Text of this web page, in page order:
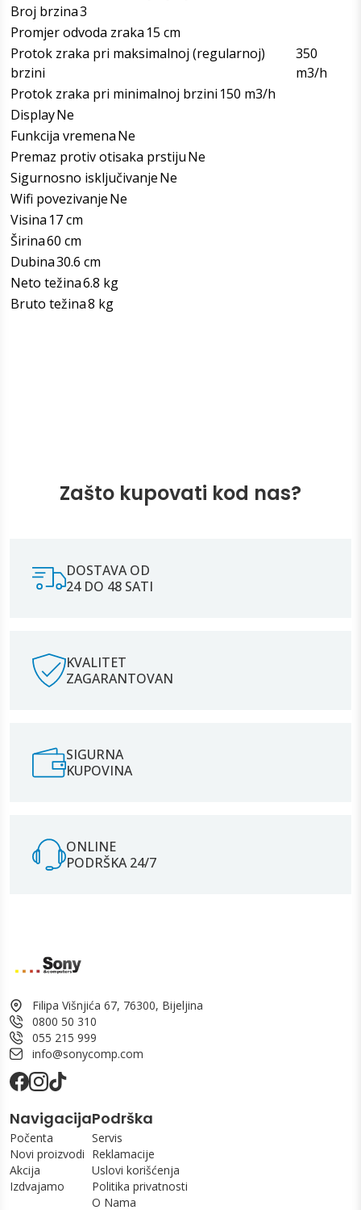
Broj brzina3
Promjer odvoda zraka 15 cm
Protok zraka pri maksimalnoj (regularnoj)
brzini
350
m3/h
Protok zraka pri minimalnoj brzini 150 m3/h
DisplayNe
Funkcija vremenaNe
Premaz protiv otisaka prstijuNe
Sigurnosno isključivanjeNe
Wifi povezivanjeNe
Visina 17 cm
Širina60 cm
Dubina30.6 cm
Neto težina6.8 kg
Bruto težina8 kg
Zašto kupovati kod nas?
DOSTAVA OD
24 DO 48 SATI
KVALITET
ZAGARANTOVAN
SIGURNA
KUPOVINA
ONLINE
PODRŠKA 24/7
Filipa Višnjića 67, 76300, Bijeljina
0800 50 310
055 215 999
info@sonycomp.com
Navigacija
Počenta
Novi proizvodi
Akcija
Izdvajamo
Podrška
Servis
Reklamacije
Uslovi korišćenja
Politika privatnosti
O Nama